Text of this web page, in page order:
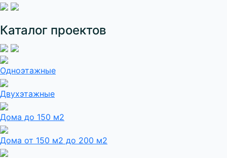
Каталог проектов
Одноэтажные
Двухэтажные
Дома до 150 м2
Дома от 150 м2 до 200 м2